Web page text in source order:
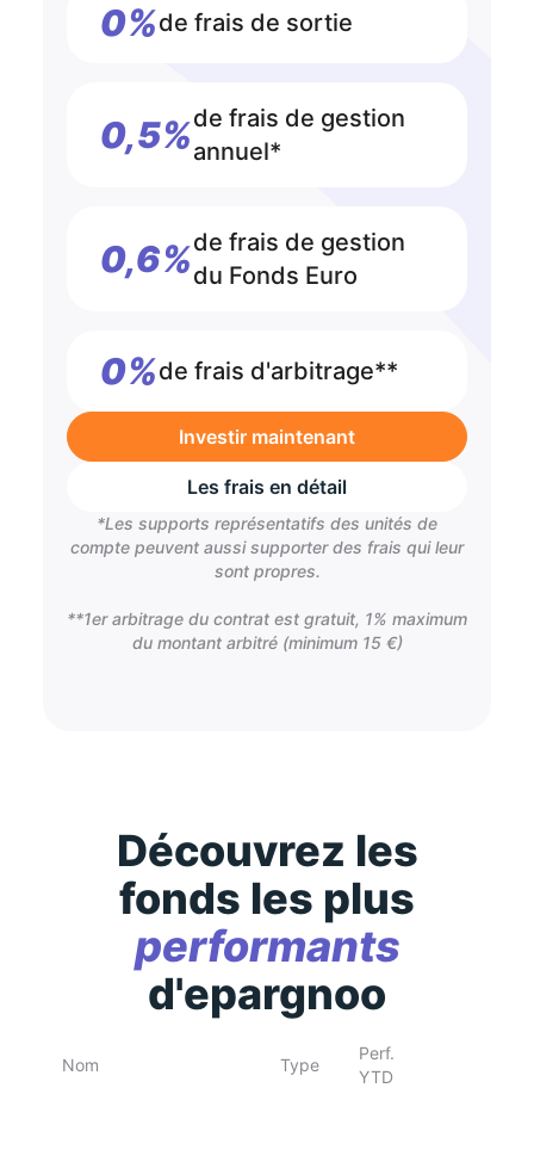
0%de frais de sortie
0,5%de frais de gestion
annuel*
0,6%de frais de gestion
du Fonds Euro
0%de frais d'arbitrage**
Investir maintenant
Les frais en détail
*Les supports représentatifs des unités de
compte peuvent aussi supporter des frais qui leur
sont propres.
**1er arbitrage du contrat est gratuit, 1% maximum
du montant arbitré (minimum 15 €)
Découvrez les
fonds les plus
performants
d'epargnoo
Nom Type
Perf.
YTD